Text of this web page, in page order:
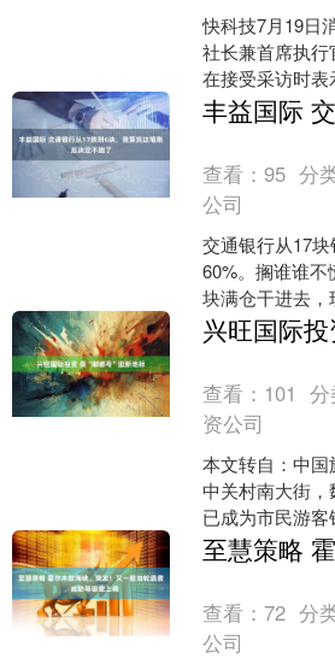
快科技7月19日
社长兼首席执行
在接受采访时
相关业务正为这
显著....
查看：95 分
公司
交通银行从17
60%。搁谁谁
块满仓干进去
开盲盒，每次都
谁都会算，但....
查看： 101
资公司
本文转自：中
中关村南大街，
已成为市民游
个融合艺术、生
空间，以其独特
查看：72 分
公司